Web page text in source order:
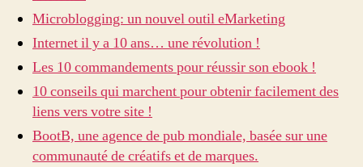
Microblogging: un nouvel outil eMarketing
Internet il y a 10 ans… une révolution !
Les 10 commandements pour réussir son ebook !
10 conseils qui marchent pour obtenir facilement des
liens vers votre site !
BootB, une agence de pub mondiale, basée sur une
communauté de créatifs et de marques.